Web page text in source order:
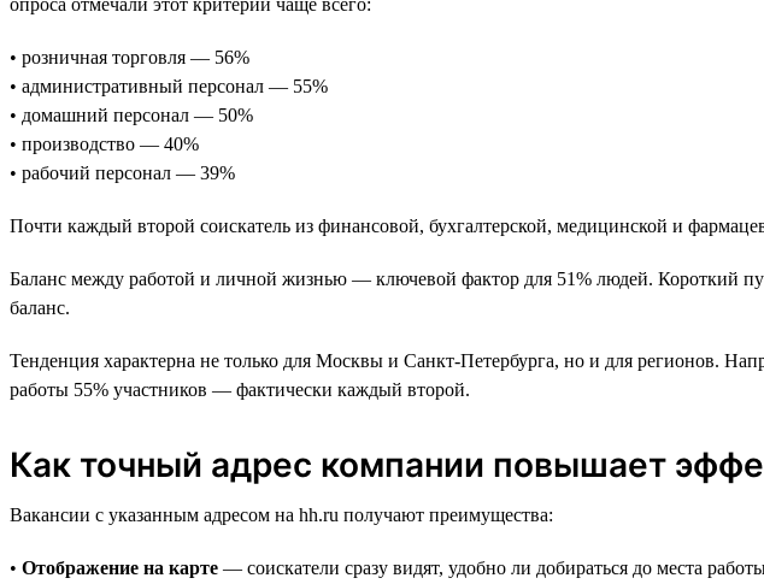
• розничная торговля — 56%
• административный персонал — 55%
• домашний персонал — 50%
• производство — 40%
• рабочий персонал — 39%
Почти каждый второй соискатель из финансовой, бухгалтерской, медицинской и
Баланс между работой и личной жизнью — ключевой фактор для 51% людей. Короткий
баланс.
Тенденция характерна не только для Москвы и Санкт-Петербурга, но и для регионов.
работы 55% участников — фактически каждый второй.
Как точный адрес компании повышает
Вакансии с указанным адресом на hh.ru получают преимущества:
• Отображение на карте — соискатели сразу видят, удобно ли добираться до места